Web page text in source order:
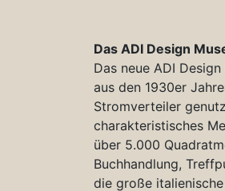
Das ADI Design
Das neue ADI
aus den 1930er
Stromverteiler
charakteristisches
über 5.000
Buchhandlung,
die große